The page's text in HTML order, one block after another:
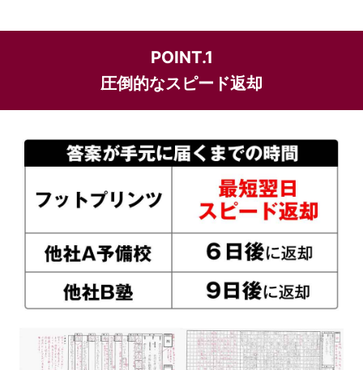
POINT.1
圧倒的なスピード返却